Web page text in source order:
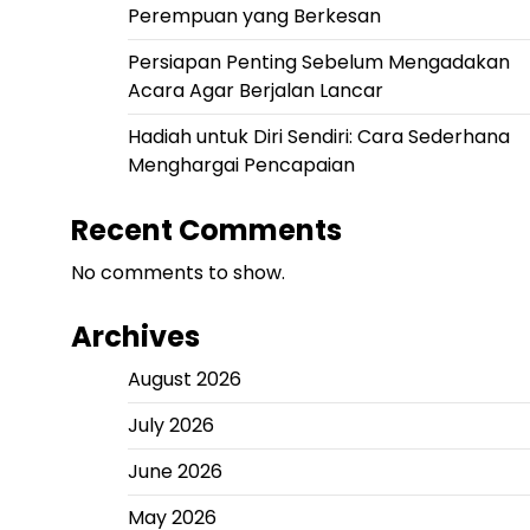
Perempuan yang Berkesan
Persiapan Penting Sebelum Mengadakan
Acara Agar Berjalan Lancar
Hadiah untuk Diri Sendiri: Cara Sederhana
Menghargai Pencapaian
Recent Comments
No comments to show.
Archives
August 2026
July 2026
June 2026
May 2026